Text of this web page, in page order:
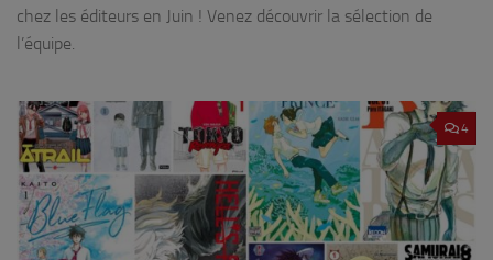
chez les éditeurs en Juin ! Venez découvrir la sélection de
l’équipe.
4